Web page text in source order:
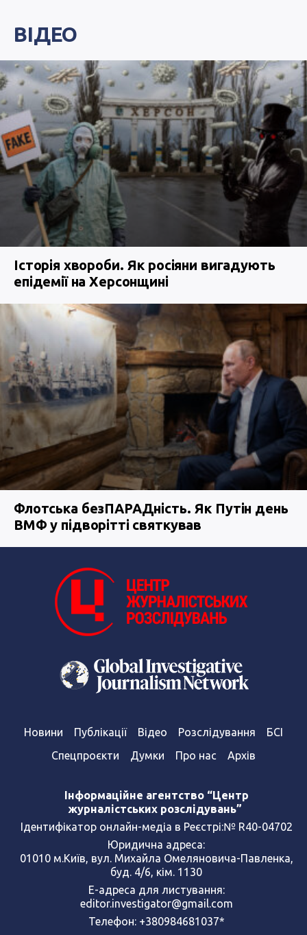
ВІДЕО
Історія хвороби. Як росіяни вигадують
епідемії на Херсонщині
Флотська безПАРАДність. Як Путін день
ВМФ у підворітті святкував
Новини Публікації Відео Розслідування
БСІ
Спецпроєкти
Думки Про нас Архів
Інформаційне агентство “Центр
журналістських розслідувань”
Ідентифікатор онлайн-медіа в Реєстрі:№ R40-04702
Юридична адреса:
01010 м.Київ, вул. Михайла Омеляновича-Павленка,
буд. 4/6, кім. 1130
Е-адреса для листування:
editor.investigator@gmail.com
Телефон: +380984681037*